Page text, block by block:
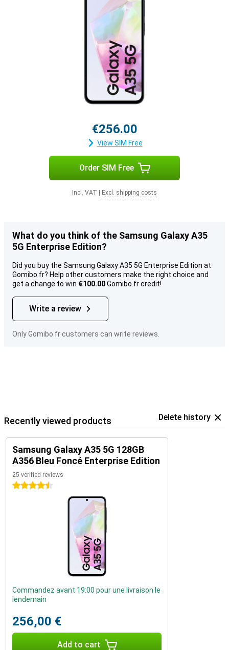
€256.00
View SIM Free
Order SIM Free
Incl. VAT Excl. shipping costs
What do you think of the Samsung Galaxy A35
5G Enterprise Edition?
Did you buy the Samsung Galaxy A35 5G Enterprise Edition at
Gomibo.fr? Help other customers make the right choice and
get a change to win €100.00Gomibo.fr credit!
Write a review
Only Gomibo.fr customers can write reviews.
Recently viewed products Delete history
Samsung Galaxy A35 5G 128GB
A356 Bleu Foncé Enterprise Edition
25 verified reviews
4.5 stars
Commandez avant 19:00 pour une livraison le
lendemain
256,00 €
Add to cart